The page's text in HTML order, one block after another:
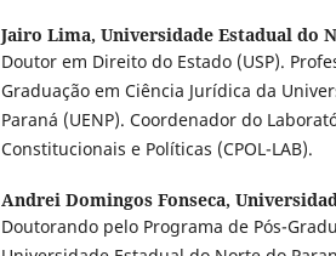
Jairo Lima, Universidade Estadual do
Doutor em Direito do Estado (USP).
Graduação em Ciência Jurídica da
Paraná (UENP). Coordenador do
Constitucionais e Políticas (CPOL-LAB).
Andrei Domingos Fonseca,
Doutorando pelo Programa de Pós-